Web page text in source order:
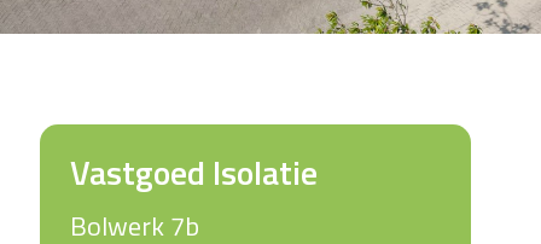
Vastgoed Isolatie
Bolwerk 7b